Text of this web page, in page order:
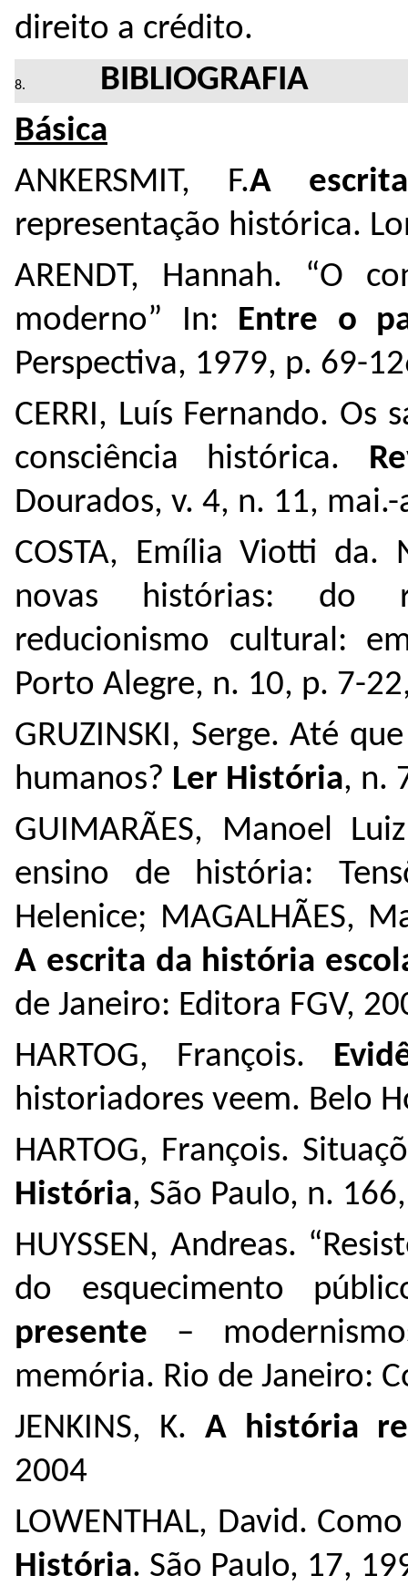
direito a crédito.
BIBLIOGRAFIA
Básica
ANKERSMIT, F.A
representação histórica.
ARENDT, Hannah. “O
moderno” In: Entre o
Perspectiva, 1979, p. 69-
CERRI, Luís Fernando. Os
consciência histórica.
Dourados, v. 4, n. 11,
COSTA, Emília Viotti da.
novas histórias: do
reducionismo cultural:
Porto Alegre, n. 10, p. 7-
GRUZINSKI, Serge. Até
humanos? Ler História, n.
GUIMARÃES, Manoel
ensino de história:
Helenice; MAGALHÃES,
A escrita da história
de Janeiro: Editora FGV,
HARTOG, François.
historiadores veem. Belo
HARTOG, François.
História, São Paulo, n.
HUYSSEN, Andreas.
do esquecimento
presente –
memória. Rio de Janeiro:
JENKINS, K. A história
2004
LOWENTHAL, David.
História. São Paulo, 17,